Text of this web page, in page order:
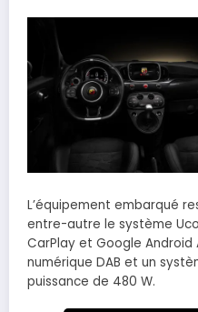
L’équipement embarqué
entre-autre le système
CarPlay et Google Android
numérique DAB et un
puissance de 480 W.